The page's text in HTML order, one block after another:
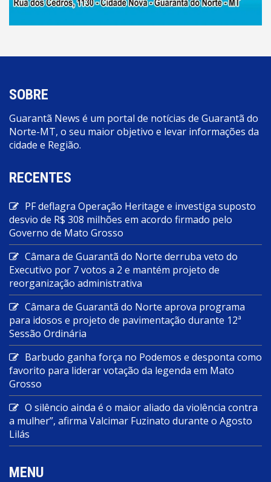
SOBRE
Guarantã News é um portal de notícias de Guarantã do
Norte-MT, o seu maior objetivo e levar informações da
cidade e Região.
RECENTES
PF deflagra Operação Heritage e investiga suposto
desvio de R$ 308 milhões em acordo firmado pelo
Governo de Mato Grosso
Câmara de Guarantã do Norte derruba veto do
Executivo por 7 votos a 2 e mantém projeto de
reorganização administrativa
Câmara de Guarantã do Norte aprova programa
para idosos e projeto de pavimentação durante 12ª
Sessão Ordinária
Barbudo ganha força no Podemos e desponta como
favorito para liderar votação da legenda em Mato
Grosso
O silêncio ainda é o maior aliado da violência contra
a mulher”, afirma Valcimar Fuzinato durante o Agosto
Lilás
MENU